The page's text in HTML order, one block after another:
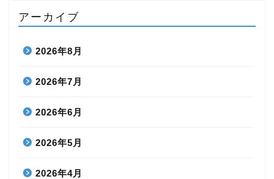
アーカイブ
2026年8月
2026年7月
2026年6月
2026年5月
2026年4月